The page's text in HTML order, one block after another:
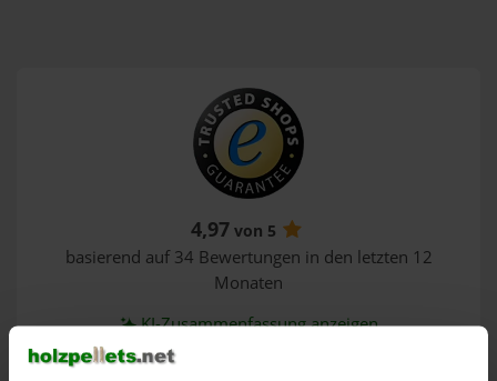
4,97 von 5
basierend auf 34 Bewertungen in den letzten 12
Monaten
KI-Zusammenfassung anzeigen